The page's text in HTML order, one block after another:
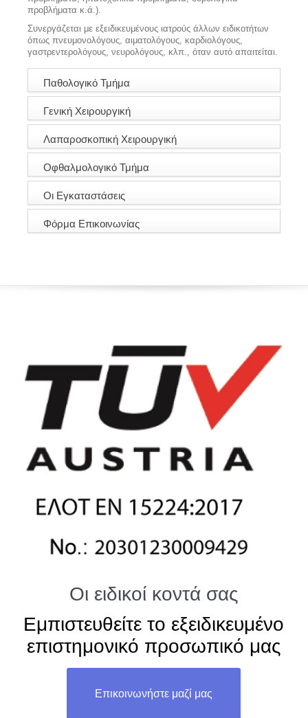
προβλήματα κ.ά.).
Συνεργάζεται με εξειδικευμένους ιατρούς άλλων ειδικοτήτων
όπως πνευμονολόγους, αιματολόγους, καρδιολόγους,
γαστρεντερολόγους, νευρολόγους, κλπ., όταν αυτό απαιτείται.
Παθολογικό Τμήμα
Γενική Χειρουργική
Λαπαροσκοπική Χειρουργική
Οφθαλμολογικό Τμήμα
Οι Εγκαταστάσεις
Φόρμα Επικοινωνίας
Οι ειδικοί κοντά σας
Εμπιστευθείτε το εξειδικευμένο
επιστημονικό προσωπικό μας
Επικοινωνήστε μαζί μας